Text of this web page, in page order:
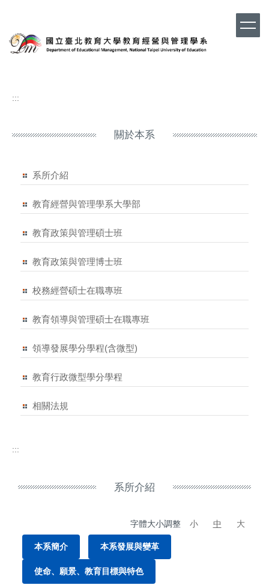
主
要
:::
關於本系
系所介紹
教育經營與管理學系大學部
教育政策與管理碩士班
教育政策與管理博士班
校務經營碩士在職專班
教育領導與管理碩士在職專班
領導發展學分學程(含微型)
教育行政微型學分學程
相關法規
:::
系所介紹
字體大小調整 小 中 大
本系簡介 本系發展與變革
使命、願景、教育目標與特色